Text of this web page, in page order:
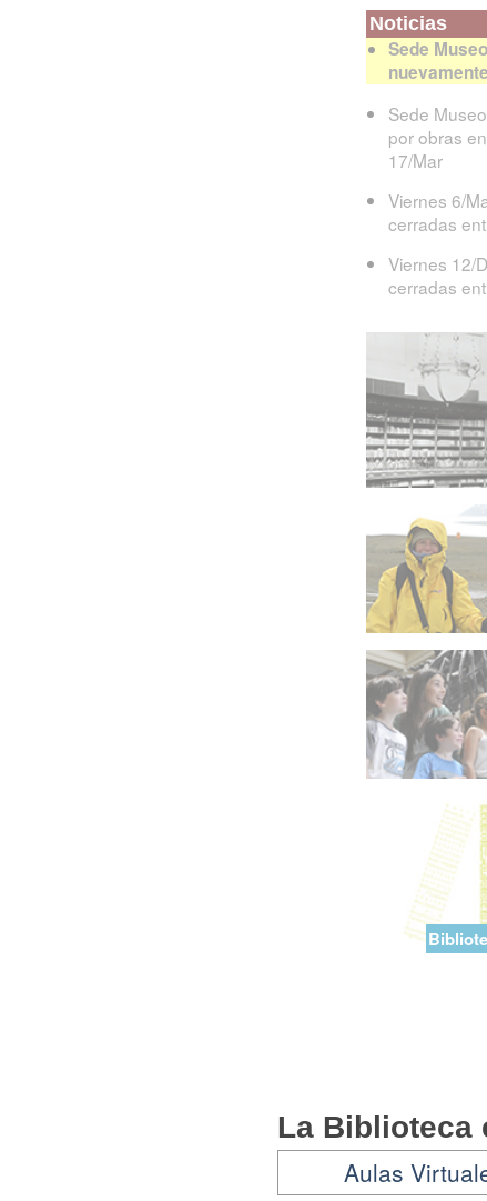
Noticias
Sede
nuevamente
Sede
por obras
17/Mar
Viernes 6/
cerradas
Viernes 12/
cerradas
La Biblioteca
Aulas